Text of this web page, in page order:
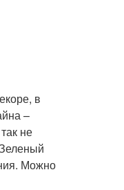
в
–
не
Можно